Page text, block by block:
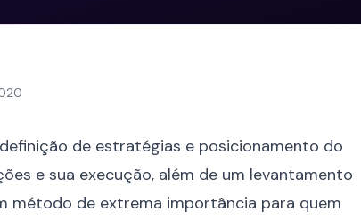
de estratégias e posicionamento do
e sua execução, além de um levantamento
método de extrema importância para quem